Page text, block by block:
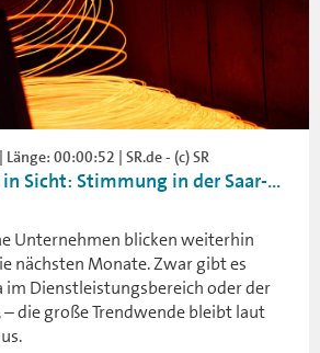
00:00:52 | SR.de - (c) SR
Sicht: Stimmung in der Saar-...
Unternehmen blicken weiterhin
nächsten Monate. Zwar gibt es
im Dienstleistungsbereich oder der
die große Trendwende bleibt laut